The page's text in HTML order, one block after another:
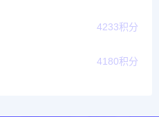
4233积分
4180积分